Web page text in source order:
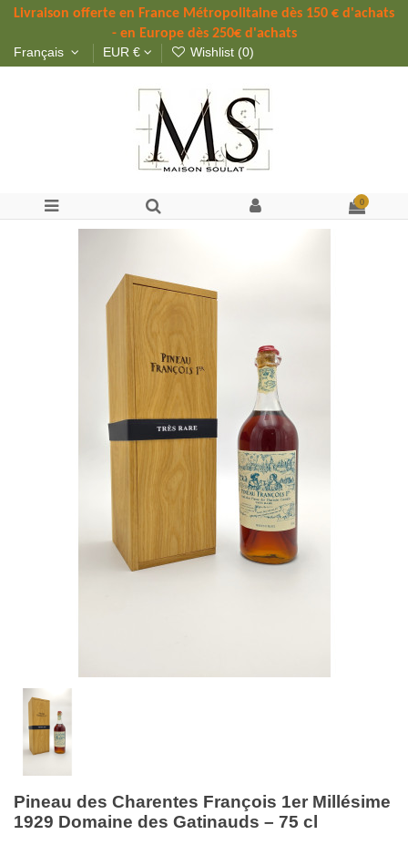
Livraison offerte en France Métropolitaine dès 150 € d'achats
- en Europe dès 250€ d'achats
Français EUR € Wishlist (0)
0
Pineau des Charentes François 1er Millésime
1929 Domaine des Gatinauds – 75 cl